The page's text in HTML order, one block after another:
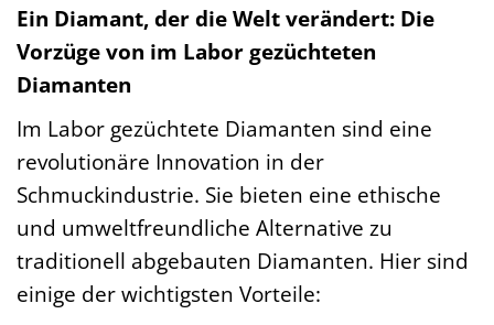
Ein Diamant, der die Welt verändert: Die
Vorzüge von im Labor gezüchteten
Diamanten
Im Labor gezüchtete Diamanten sind eine
revolutionäre Innovation in der
Schmuckindustrie. Sie bieten eine ethische
und umweltfreundliche Alternative zu
traditionell abgebauten Diamanten. Hier sind
einige der wichtigsten Vorteile: